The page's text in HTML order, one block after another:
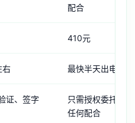
配合
410元
右 最快半天出电子
证、签字
只需授权委托书
任何配合